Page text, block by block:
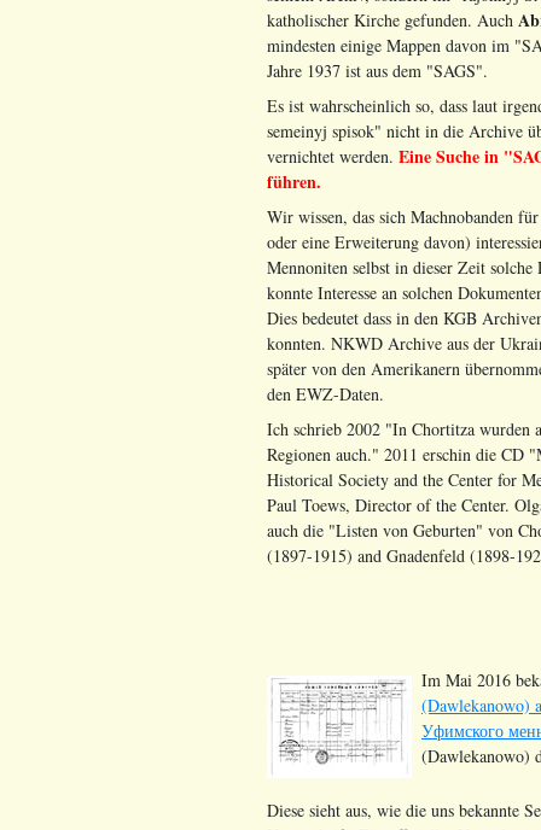
katholischer Kirche gefunden. Auch
mindesten einige Mappen davon im
Jahre 1937 ist aus dem "SAGS".
Es ist wahrscheinlich so, dass laut
semeinyj spisok" nicht in die Archive
vernichtet werden. Eine Suche in
führen.
Wir wissen, das sich Machnobanden
oder eine Erweiterung davon)
Mennoniten selbst in dieser Zeit
konnte Interesse an solchen
Dies bedeutet dass in den KGB
konnten. NKWD Archive aus der
später von den Amerikanern
den EWZ-Daten.
Ich schrieb 2002 "In Chortitza wurden
Regionen auch." 2011 erschin die CD
Historical Society and the Center for
Paul Toews, Director of the Center.
auch die "Listen von Geburten" von
(1897-1915) and Gnadenfeld (1898-
Im Mai 2016
(Dawlekanowo)
Уфимского
(Dawlekanowo)
Diese sieht aus, wie die uns bekannte